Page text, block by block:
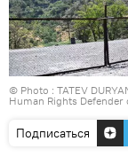
© Photo : TATEV
Human Rights Defender
Подписаться